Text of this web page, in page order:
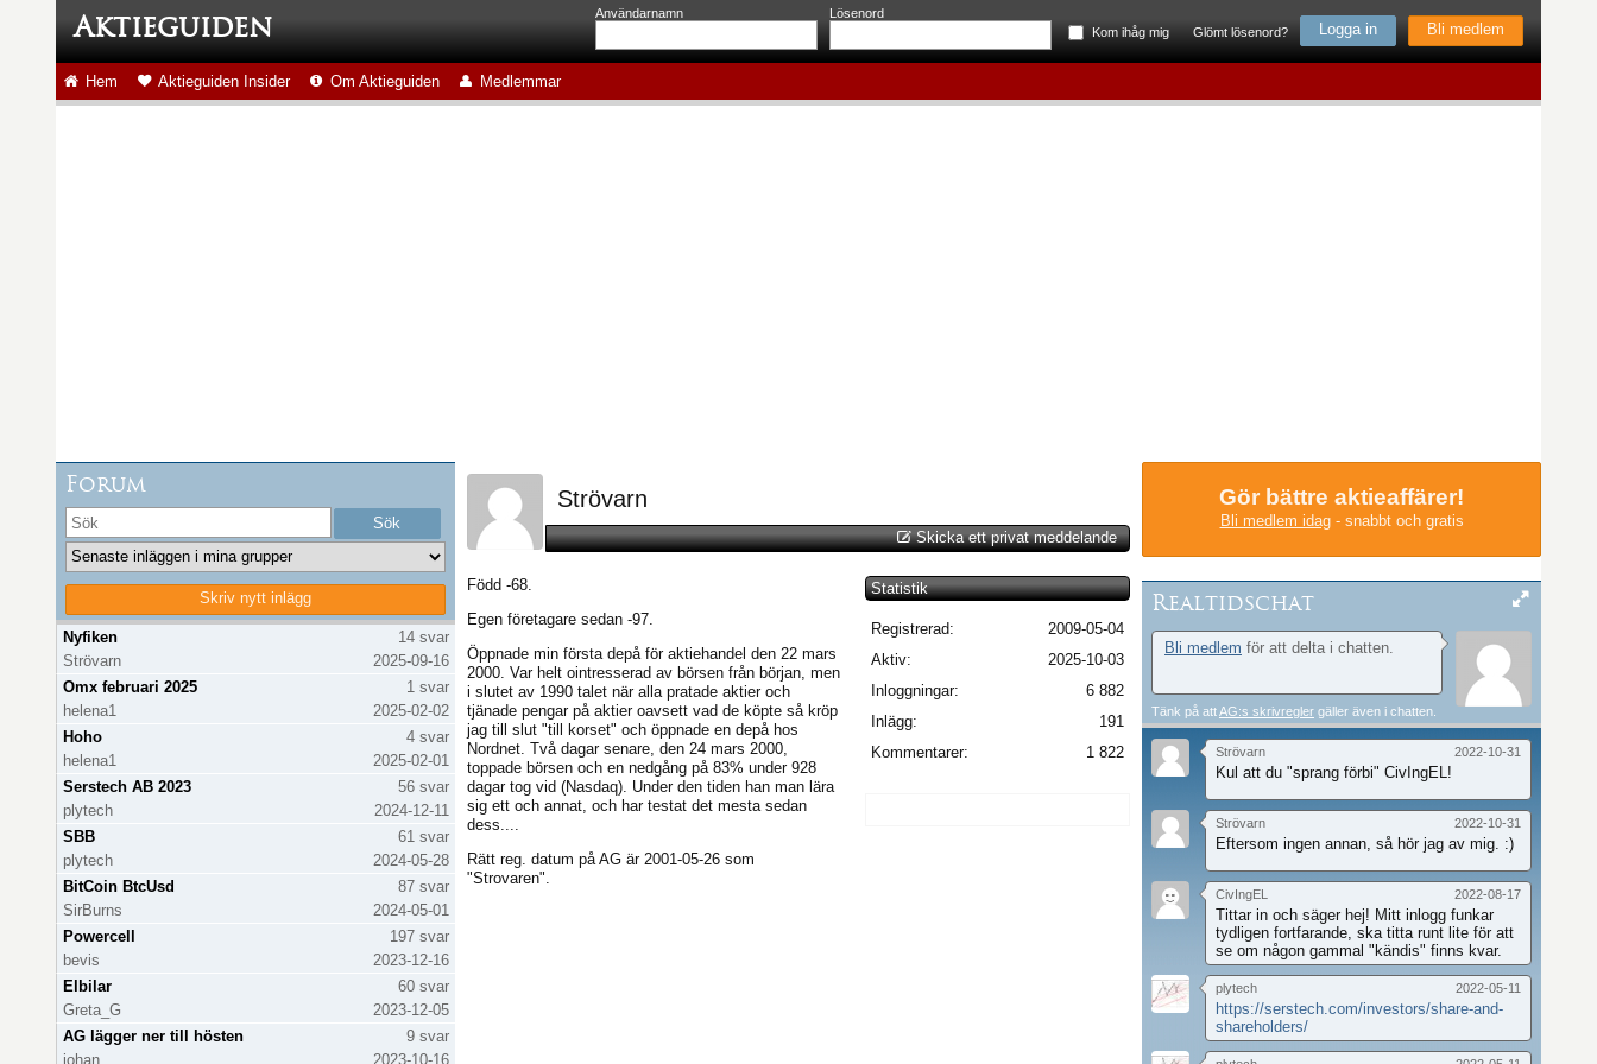
Aktieguiden Användarnamn
Lösenord
Kom ihåg mig
Glömt lösenord? Bli medlem
Hem Aktieguiden Insider Om Aktieguiden Medlemmar
Forum
Skriv nytt inlägg
Uppdaterar inläggslista...
Nyfiken
14 svar
2025-09-16
Strövarn
Omx februari 2025
1 svar
2025-02-02
helena1
Hoho
4 svar
2025-02-01
helena1
Serstech AB 2023
56 svar
2024-12-11
plytech
SBB
61 svar
2024-05-28
plytech
BitCoin BtcUsd
87 svar
2024-05-01
SirBurns
Powercell
197 svar
2023-12-16
bevis
Elbilar
60 svar
2023-12-05
Greta_G
AG lägger ner till hösten
9 svar
2023-10-16
johan
Strövarn
Skicka ett privat meddelande
Född -68.
Egen företagare sedan -97.
Öppnade min första depå för aktiehandel den 22 mars
2000. Var helt ointresserad av börsen från början, men
i slutet av 1990 talet när alla pratade aktier och
tjänade pengar på aktier oavsett vad de köpte så kröp
jag till slut "till korset" och öppnade en depå hos
Nordnet. Två dagar senare, den 24 mars 2000,
toppade börsen och en nedgång på 83% under 928
dagar tog vid (Nasdaq). Under den tiden han man lära
sig ett och annat, och har testat det mesta sedan
dess....
Rätt reg. datum på AG är 2001-05-26 som
"Strovaren".
Statistik
Registrerad:
2009-05-04
Aktiv:
2025-10-03
Inloggningar:
6 882
Inlägg:
191
Kommentarer:
1 822
Gör bättre aktieaffärer!
Bli medlem idag- snabbt och gratis
Realtidschat
Bli medlem för att delta i chatten.
Tänk på attAG:s skrivregler gäller även i chatten.
2022-10-31
Strövarn
Kul att du "sprang förbi" CivIngEL!
2022-10-31
Strövarn
Eftersom ingen annan, så hör jag av mig. :)
2022-08-17
CivIngEL
Tittar in och säger hej! Mitt inlogg funkar
tydligen fortfarande, ska titta runt lite för att
se om någon gammal "kändis" finns kvar.
2022-05-11
plytech
https://serstech.com/investors/share-and-
shareholders/